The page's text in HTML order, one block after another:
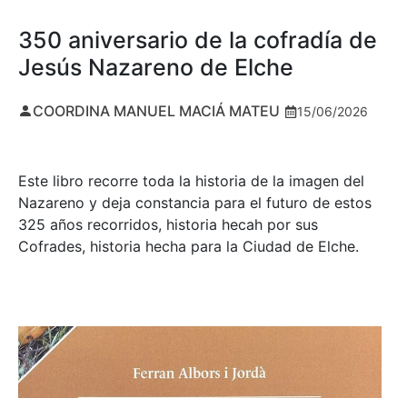
350 aniversario de la cofradía de
Jesús Nazareno de Elche
COORDINA MANUEL MACIÁ MATEU 15/06/2026
Este libro recorre toda la historia de la imagen del
Nazareno y deja constancia para el futuro de estos
325 años recorridos, historia hecah por sus
Cofrades, historia hecha para la Ciudad de Elche.